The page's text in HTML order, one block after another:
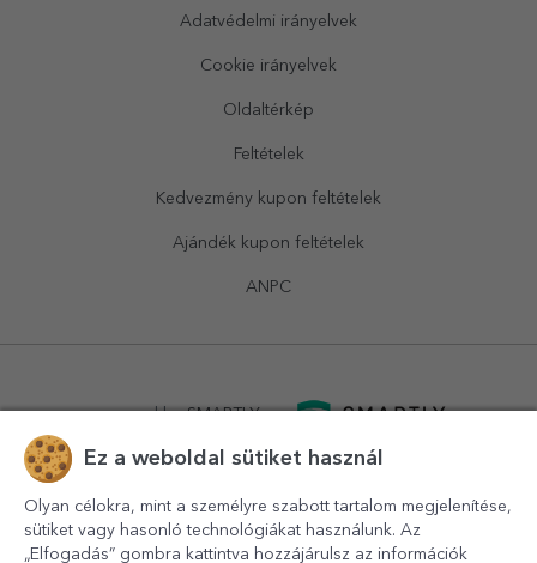
Adatvédelmi irányelvek
Cookie irányelvek
Oldaltérkép
Feltételek
Kedvezmény kupon feltételek
Ajándék kupon feltételek
ANPC
powered bySMARTLY.ro
Ez a weboldal sütiket használ
Olyan célokra, mint a személyre szabott tartalom megjelenítése,
sütiket vagy hasonló technológiákat használunk. Az
„Elfogadás” gombra kattintva hozzájárulsz az információk